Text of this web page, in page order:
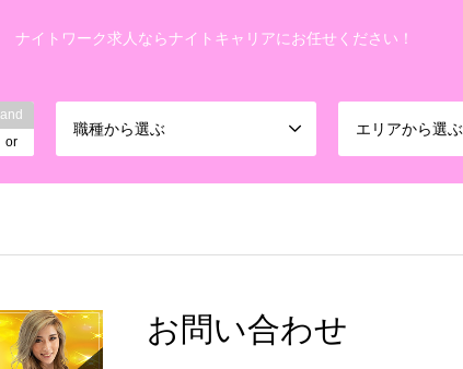
ナイトワーク求人ならナイトキャリアにお任せください！
and
or
職種から選ぶ エリアから選ぶ
お問い合わせ